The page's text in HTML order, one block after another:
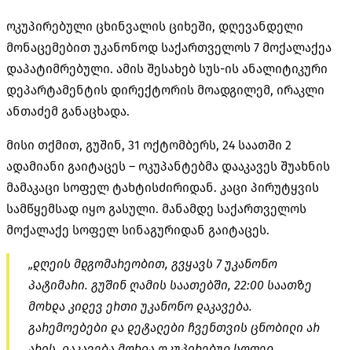
ოკუპირებული ცხინვალის ციხეში, დღევანდელი
მონაცემებით უკანონოდ საქართველოს 7 მოქალაქეა
დაპატიმრებული. ამის შესახებ სუს-ის ანალიტიკური
დეპარტამენტის დირექტორის მოადგილემ, ირაკლი
ანთაძემ განაცხადა.
მისი თქმით, გუშინ, 31 ოქტომბერს, 24 საათში 2
ადამიანი გაიტაცეს – ოკუპანტებმა დააკავეს შუახნის
მამაკაცი სოფელ ტახტისძირიდან. კაცი პირუტყვის
სამწყემსად იყო გასული. მანამდე საქართველოს
მოქალაქე სოფელ სინაგურიდან გაიტაცეს.
„დღეის მდგომარეობით, გვყავს 7 უკანონო
პატიმარი. გუშინ ღამის საათებში, 22:00 საათზე
მოხდა კიდევ ერთი უკანონო დაკავება.
გარემოებები და დეტალები ჩვენთვის ცნობილი არ